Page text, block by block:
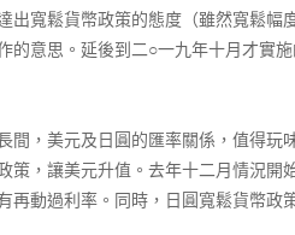
寬鬆貨幣政策的態度（雖然寬鬆幅
的意思。延後到二○一九年十月才實
，美元及日圓的匯率關係，值得玩
策，讓美元升值。去年十二月情況
再動過利率。同時，日圓寬鬆貨幣政